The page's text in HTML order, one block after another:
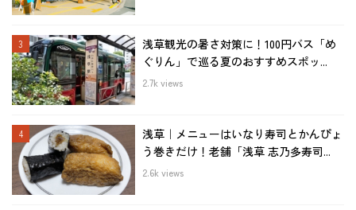
浅草観光の暑さ対策に！100円バス「め
ぐりん」で巡る夏のおすすめスポッ...
2.7k views
浅草｜メニューはいなり寿司とかんぴょ
う巻きだけ！老舗「浅草 志乃多寿司...
2.6k views